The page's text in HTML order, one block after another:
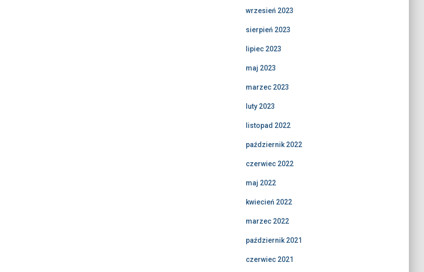
wrzesień 2023
sierpień 2023
lipiec 2023
maj 2023
marzec 2023
luty 2023
listopad 2022
październik 2022
czerwiec 2022
maj 2022
kwiecień 2022
marzec 2022
październik 2021
czerwiec 2021